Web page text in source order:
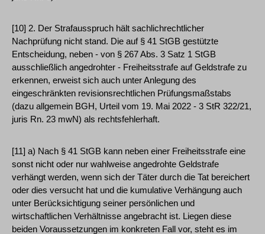
[10] 2. Der Strafausspruch hält sachlichrechtlicher
Nachprüfung nicht stand. Die auf § 41 StGB gestützte
Entscheidung, neben - von § 267 Abs. 3 Satz 1 StGB
ausschließlich angedrohter - Freiheitsstrafe auf Geldstrafe zu
erkennen, erweist sich auch unter Anlegung des
eingeschränkten revisionsrechtlichen Prüfungsmaßstabs
(dazu allgemein BGH, Urteil vom 19. Mai 2022 - 3 StR 322/21,
juris Rn. 23 mwN) als rechtsfehlerhaft.
[11] a) Nach § 41 StGB kann neben einer Freiheitsstrafe eine
sonst nicht oder nur wahlweise angedrohte Geldstrafe
verhängt werden, wenn sich der Täter durch die Tat bereichert
oder dies versucht hat und die kumulative Verhängung auch
unter Berücksichtigung seiner persönlichen und
wirtschaftlichen Verhältnisse angebracht ist. Liegen diese
beiden Voraussetzungen im konkreten Fall vor, steht es im